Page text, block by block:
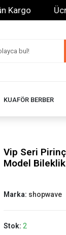
KUAFÖR BERBER
Vip Seri Pirinç
Model Bileklik
Marka: shopwave
Stok: 2